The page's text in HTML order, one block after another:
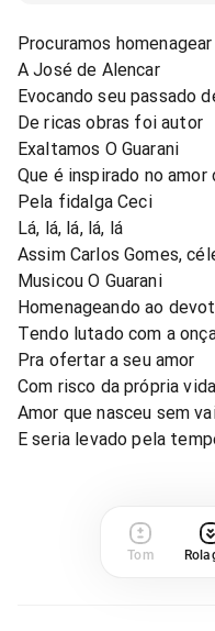
Procuramos homenagear
A José de Alencar
Evocando seu passado
De ricas obras foi autor
Exaltamos O Guarani
Que é inspirado no amor
Pela fidalga Ceci
Lá, lá, lá, lá, lá
Assim Carlos Gomes,
Musicou O Guarani
Homenageando ao
Tendo lutado com a
Pra ofertar a seu amor
Com risco da própria vida
Amor que nasceu sem
E seria levado pela
Tom